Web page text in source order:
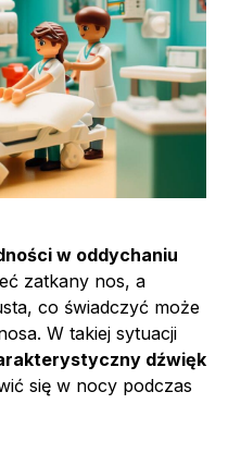
w oddychaniu
zatkany nos, a
co świadczyć może
W takiej sytuacji
dźwięk
się w nocy podczas